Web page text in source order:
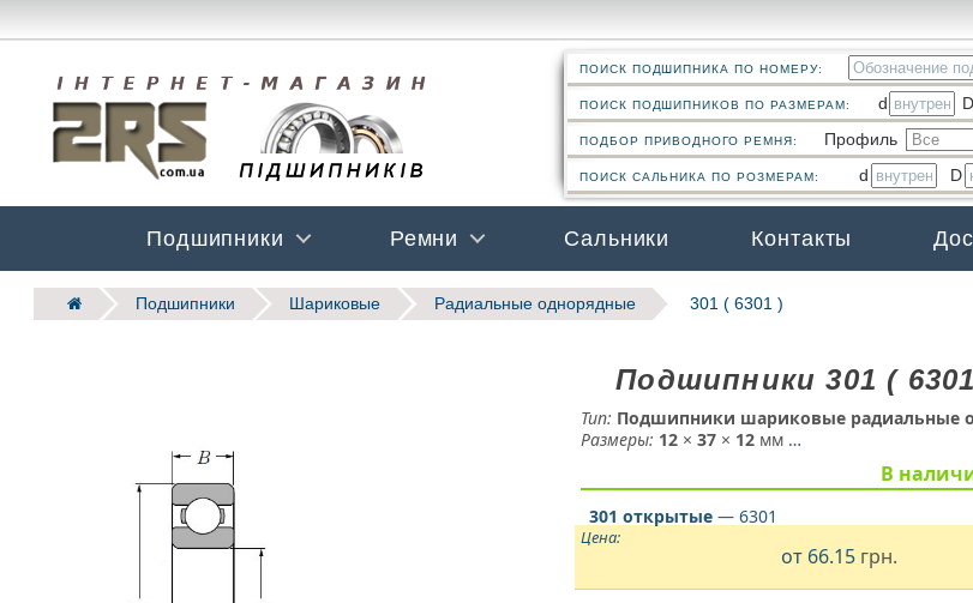
ПОИСК ПОДШИПНИКА ПО НОМЕРУ:
ПОИСК ПОДШИПНИКОВ ПО РАЗМЕРАМ: d D
ПОДБОР ПРИВОДНОГО РЕМНЯ: Профиль
ПОИСК САЛЬНИКА ПО РОЗМЕРАМ: d D
Подшипники Ремни Сальники Контакты
Подшипники Шариковые Радиальные однорядные 301 ( 6301 )
Подшипники 301 (
Тип: Подшипники шариковые радиальные
Размеры: 12× 37× 12мм …
В
301 открытые— 6301
Цена:
от 66.15 грн.